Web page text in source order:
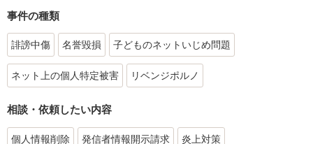
事件の種類
誹謗中傷 名誉毀損 子どものネットいじめ問題
ネット上の個人特定被害 リベンジポルノ
相談・依頼したい内容
個人情報削除 発信者情報開示請求 炎上対策